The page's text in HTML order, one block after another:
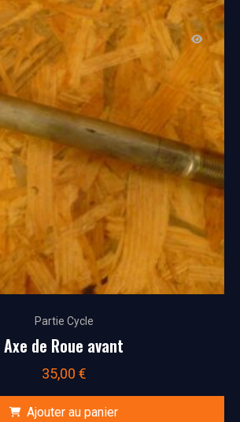
Partie Cycle
Axe de Roue avant
35,00 €
Ajouter au panier